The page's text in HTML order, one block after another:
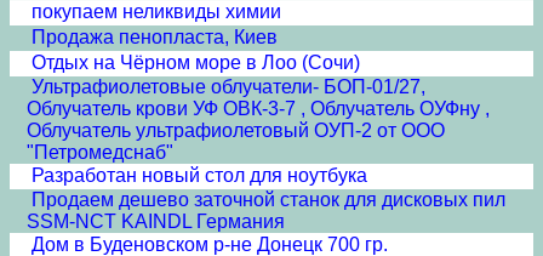
покупаем неликвиды химии
Продажа пенопласта, Киев
Отдых на Чёрном море в Лоо (Сочи)
Ультрафиолетовые облучатели- БОП-01/27,
Облучатель крови УФ ОВК-3-7 , Облучатель ОУФну ,
Облучатель ультрафиолетовый ОУП-2 от ООО
"Петромедснаб"
Разработан новый стол для ноутбука
Продаем дешево заточной станок для дисковых пил
SSM-NCT KAINDL Германия
Дом в Буденовском р-не Донецк 700 гр.